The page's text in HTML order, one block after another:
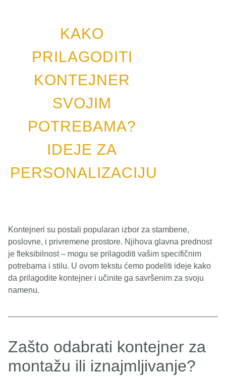
KAKO
PRILAGODITI
KONTEJNER
SVOJIM
POTREBAMA?
IDEJE ZA
PERSONALIZACIJU
Kontejneri su postali popularan izbor za stambene,
poslovne, i privremene prostore. Njihova glavna prednost
je fleksibilnost – mogu se prilagoditi vašim specifičnim
potrebama i stilu. U ovom tekstu ćemo podeliti ideje kako
da prilagodite kontejner i učinite ga savršenim za svoju
namenu.
Zašto odabrati kontejner za
montažu ili iznajmljivanje?